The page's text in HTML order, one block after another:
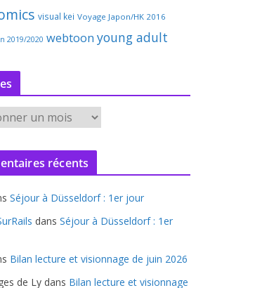
visual kei Voyage Japon/HK 2016
2019/2020 webtoon young adult
récents
Séjour à Düsseldorf : 1er jour
dans Séjour à Düsseldorf : 1er
Bilan lecture et visionnage de juin 2026
de Ly dans Bilan lecture et visionnage